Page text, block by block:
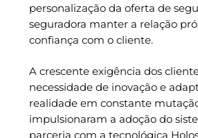
personalização da oferta de
seguradora manter a relação
confiança com o cliente.
A crescente exigência dos
necessidade de inovação e
realidade em constante
impulsionaram a adoção do
parceria com a tecnológica